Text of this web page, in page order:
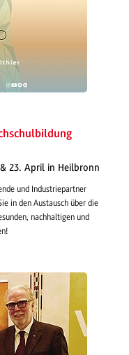
23. April in Heilbronn
und Industriepartner
in den Austausch über die
nachhaltigen und